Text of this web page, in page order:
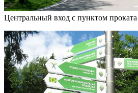
Центральный вход с пунктом